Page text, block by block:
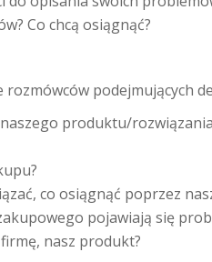
Co chcą osiągnąć?
podejmujących
produktu/
co osiągnąć poprzez
pojawiają się
firmę, nasz produkt?